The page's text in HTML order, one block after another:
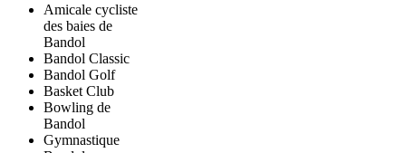
Amicale cycliste
des baies de
Bandol
Bandol Classic
Bandol Golf
Basket Club
Bowling de
Bandol
Gymnastique